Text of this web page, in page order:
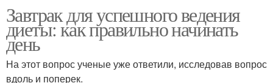
Завтрак для успешного ведения
диеты: как правильно начинать
день
На этот вопрос ученые уже ответили, исследовав вопрос
вдоль и поперек.